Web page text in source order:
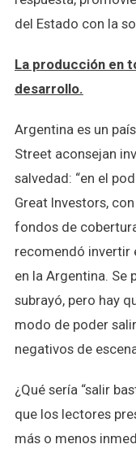
del Estado con la
La producción en
desarrollo.
Argentina es un
Street aconsejan
salvedad: “en el
Great Investors,
fondos de
recomendó invertir
en la Argentina. Se
subrayó, pero hay
modo de poder
negativos de
¿Qué sería “salir
que los lectores
más o menos